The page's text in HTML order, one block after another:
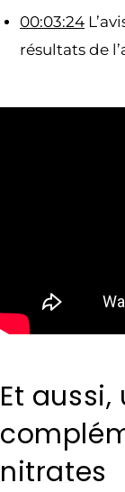
00:03:24
résultats de
Et
nitrates